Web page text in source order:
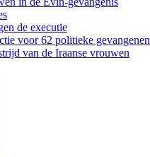
de executie
voor 62 politieke gevangenen
van de Iraanse vrouwen